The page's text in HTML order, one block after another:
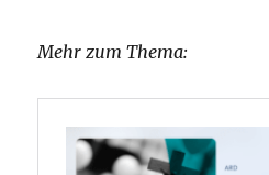
Mehr zum Thema: